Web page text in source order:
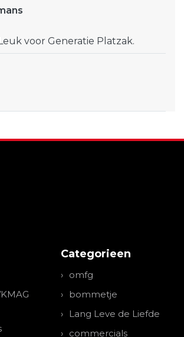
voor Generatie Platzak.
Categorieen
omfg
bommetje
Lang Leve de Liefde
commercials